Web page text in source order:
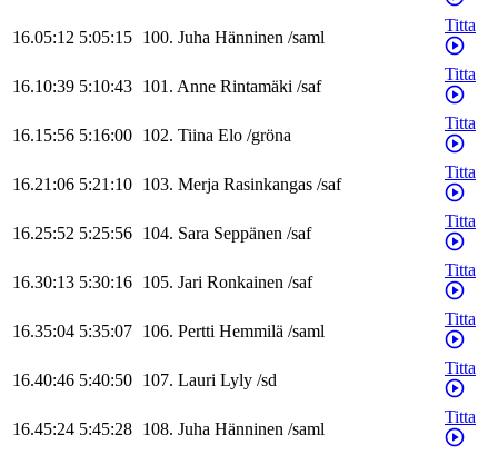
16.05:12 5:05:15 100. Juha Hänninen /saml
Titta
16.10:39 5:10:43 101. Anne Rintamäki /saf
Titta
16.15:56 5:16:00 102. Tiina Elo /gröna
Titta
16.21:06 5:21:10 103. Merja Rasinkangas /saf
Titta
16.25:52 5:25:56 104. Sara Seppänen /saf
Titta
16.30:13 5:30:16 105. Jari Ronkainen /saf
Titta
16.35:04 5:35:07 106. Pertti Hemmilä /saml
Titta
16.40:46 5:40:50 107. Lauri Lyly /sd
Titta
16.45:24 5:45:28 108. Juha Hänninen /saml
Titta